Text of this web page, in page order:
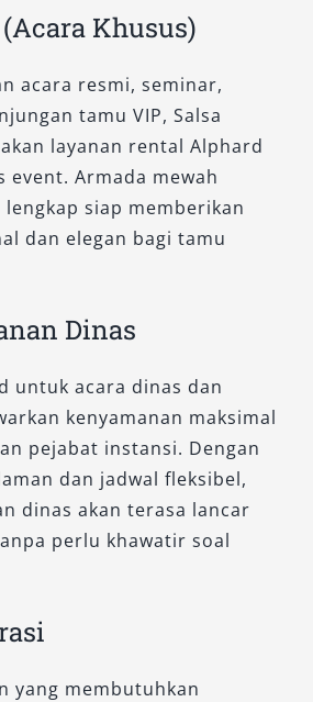
stabil, dan berkelas.
disesuaikan dengan
Anda—baik untuk
maupun acara formal.
opsi sewa Alphard
sistem lepas kunci atau
siap melayani antar
perjalanan antar kota.
harga sewa Alphard
setiap pelanggan
eksklusif di setiap
rental Alphardkami mitra
mengutamakan
dan kepercayaan.
Khusus)
acara resmi, seminar,
tamu VIP, Salsa
layanan rental Alphard
event. Armada mewah
siap memberikan
dan elegan bagi tamu
Dinas
untuk acara dinas dan
kenyamanan maksimal
pejabat instansi. Dengan
dan jadwal fleksibel,
dinas akan terasa lancar
perlu khawatir soal
yang membutuhkan